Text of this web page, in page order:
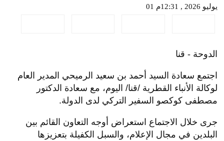
01 يوليو 2026 , 12:31م
الدوحة - قنا
اجتمع سعادة السيد أحمد بن سعيد الرميحي المدير العام
لوكالة الأنباء القطرية /قنا/ اليوم، مع سعادة الدكتور
مصطفى كوكصو السفير التركي لدى الدولة.
جرى خلال الاجتماع استعراض أوجه التعاون القائم بين
البلدين في مجال الإعلام، والسبل الكفيلة بتعزيزها